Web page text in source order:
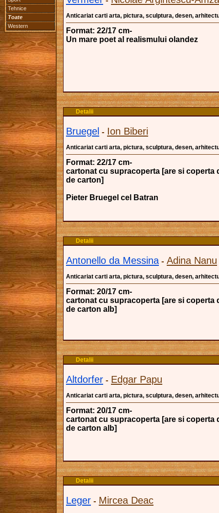
Tehnice
Toate
Western
Anticariat carti arta, pictura, sculptura, desen,
Format: 22/17 cm-
Un mare poet al realismului olandez
Detalii
Bruegel - Ion Biberi
Anticariat carti arta, pictura, sculptura, desen,
Format: 22/17 cm-
cartonat cu supracoperta [are si coperta
de carton]
Pieter Bruegel cel Batran
Detalii
Antonello da Messina- Adina Nanu
Anticariat carti arta, pictura, sculptura, desen,
Format: 20/17 cm-
cartonat cu supracoperta [are si coperta
de carton alb]
Detalii
Altdorfer - Edgar Papu
Anticariat carti arta, pictura, sculptura, desen,
Format: 20/17 cm-
cartonat cu supracoperta [are si coperta
de carton alb]
Detalii
Leger - Mircea Deac